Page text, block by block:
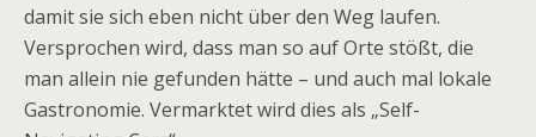
damit sie sich eben nicht über den Weg laufen.
Versprochen wird, dass man so auf Orte stößt, die
man allein nie gefunden hätte – und auch mal lokale
Gastronomie. Vermarktet wird dies als „Self-